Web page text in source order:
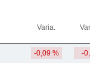
Varia.
-0,09 % -